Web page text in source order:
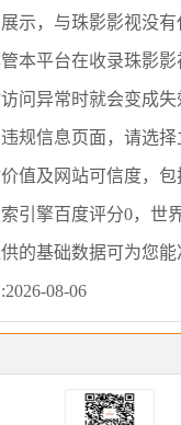
示，与珠影影视没有
本平台在收录珠影影
问异常时就会变成
规信息页面，请选择
值及网站可信度，
引擎百度评分0，世
的基础数据可为您
08-06